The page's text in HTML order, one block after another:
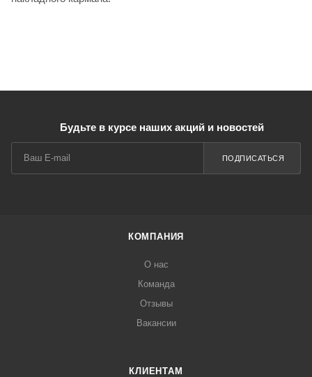
Будьте в курсе наших акций и новостей
ПОДПИСАТЬСЯ
КОМПАНИЯ
О нас
Команда
Отзывы
Вакансии
КЛИЕНТАМ